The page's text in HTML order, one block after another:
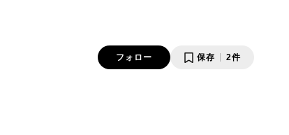
フォロー 保存 2件